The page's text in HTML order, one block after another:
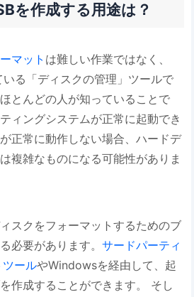
を作成する用途は？
マット は難しい作業ではなく、
る「ディスクの管理」ツールで
とんどの人が知っていることで
ィングシステムが正常に起動でき
正常に動作しない場合、ハードデ
複雑なものになる可能性がありま
スクをフォーマットするためのブ
必要があります。サードパーティ
ールやWindowsを経由して、起
作成することができます。 そし